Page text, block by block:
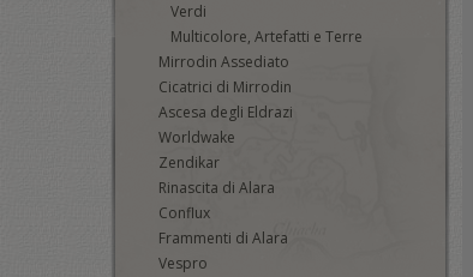
Verdi
Multicolore, Artefatti e Terre
Mirrodin Assediato
Cicatrici di Mirrodin
Ascesa degli Eldrazi
Worldwake
Zendikar
Rinascita di Alara
Conflux
Frammenti di Alara
Vespro